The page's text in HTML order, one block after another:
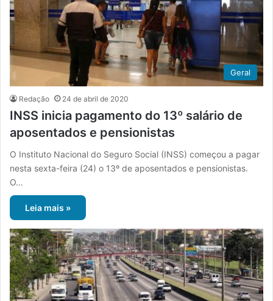
Geral
Redação 24 de abril de 2020
INSS inicia pagamento do 13º salário de
aposentados e pensionistas
O Instituto Nacional do Seguro Social (INSS) começou a pagar
nesta sexta-feira (24) o 13º de aposentados e pensionistas.
O…
Leia mais »